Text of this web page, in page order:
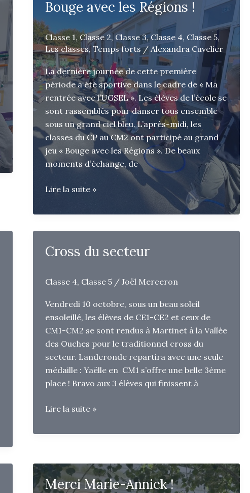
Bouge avec les Régions !
Classe 1,Classe 2, Classe 3, Classe 4, Classe 5,
Les classes, Temps forts/Alexandra Cuvelier
La dernière journée de cette première
période a été sportive dans le cadre de « Ma
rentrée avec l’UGSEL ». Les élèves de l’école se
sont rassemblés pour danser tous ensemble
sous un grand ciel bleu. L’après-midi, les
classes du CP au CM2 ont participé au grand
jeu « Bouge avec les Régions ». De beaux
moments d’échange, de
Foule
d’automne
et
avec
Régions
Lire la suite »
Cross du secteur
Classe 4, Classe 5/ Joël Merceron
Vendredi 10 octobre, sous un beau soleil
ensoleillé, les élèves de CE1-CE2 et ceux de
CM1-CM2 se sont rendus à Martinet à la Vallée
des Ouches pour le traditionnel cross du
secteur. Landeronde repartira avec une seule
médaille : Yaëlle en CM1 s’offre une belle 3ème
place ! Bravo aux 3 élèves qui finissent à
Cross
secteur
Lire la suite »
Merci Marie-Annick !